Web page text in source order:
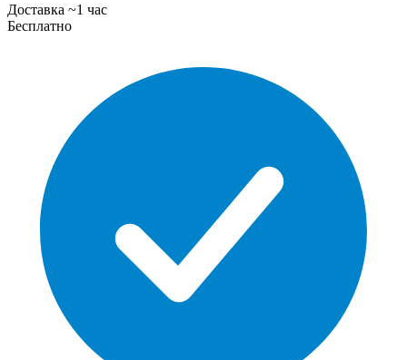
Доставка ~1 час
Бесплатно